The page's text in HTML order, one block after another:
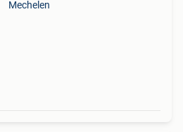
Mechelen